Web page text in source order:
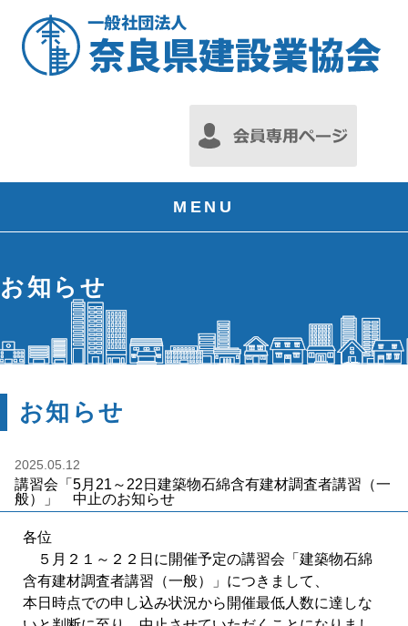
MENU
お知らせ
お知らせ
2025.05.12
講習会「5月21～22日建築物石綿含有建材調査者講習（一
般）」 中止のお知らせ
各位
５月２１～２２日に開催予定の講習会「建築物石綿
含有建材調査者講習（一般）」につきまして、
本日時点での申し込み状況から開催最低人数に達しな